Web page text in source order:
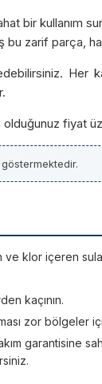
bir kullanım
bu zarif parça,
Her
olduğunuz fiyat
ve klor içeren
kaçının.
zor bölgeler
garantisine